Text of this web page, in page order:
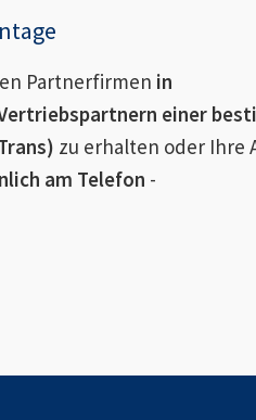
Partnerfirmen in
einer
zu erhalten oder Ihre
am Telefon -